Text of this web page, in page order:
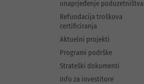
unaprjeđenje poduzetništva
Refundacija troškova
certificiranja
Aktuelni projekti
Programi podrške
Strateški dokumenti
Info za investitore